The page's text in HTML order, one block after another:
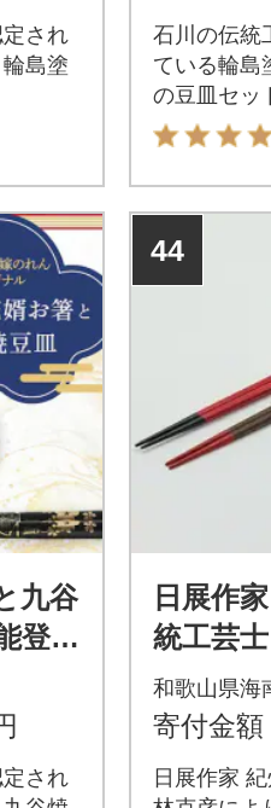
され
島塗
石川の伝統
ている輪島
の豆皿セッ
九谷
登の
ナ
され
44
日展作
統工芸
木製
(手塗り
和歌山県海
寄付金額
日展作家 紀州漆器伝統工芸士